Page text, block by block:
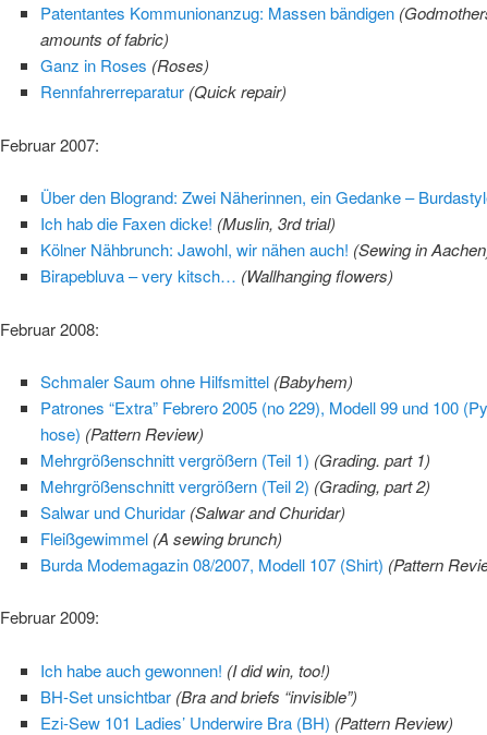
Patentantes Kommunionanzug: Massen bändigen
amounts of fabric)
Ganz in Roses (Roses)
Rennfahrerreparatur (Quick repair)
Februar 2007:
Über den Blogrand: Zwei Näherinnen, ein Gedanke –
Ich hab die Faxen dicke! (Muslin, 3rd trial)
Kölner Nähbrunch: Jawohl, wir nähen auch! (Sewing in
Birapebluva – very kitsch… (Wallhanging flowers)
Februar 2008:
Schmaler Saum ohne Hilfsmittel (Babyhem)
Patrones “Extra” Febrero 2005 (no 229), Modell 99 und 100
hose) (Pattern Review)
Mehrgrößenschnitt vergrößern (Teil 1) (Grading. part 1)
Mehrgrößenschnitt vergrößern (Teil 2) (Grading, part 2)
Salwar und Churidar (Salwar and Churidar)
Fleißgewimmel (A sewing brunch)
Burda Modemagazin 08/2007, Modell 107 (Shirt) (Pattern
Februar 2009:
Ich habe auch gewonnen! (I did win, too!)
BH-Set unsichtbar (Bra and briefs “invisible”)
Ezi-Sew 101 Ladies’ Underwire Bra (BH) (Pattern Review)